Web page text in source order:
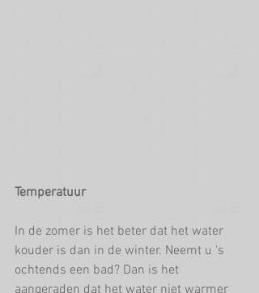
Temperatuur
In de zomer is het beter dat het water
kouder is dan in de winter. Neemt u 's
ochtends een bad? Dan is het